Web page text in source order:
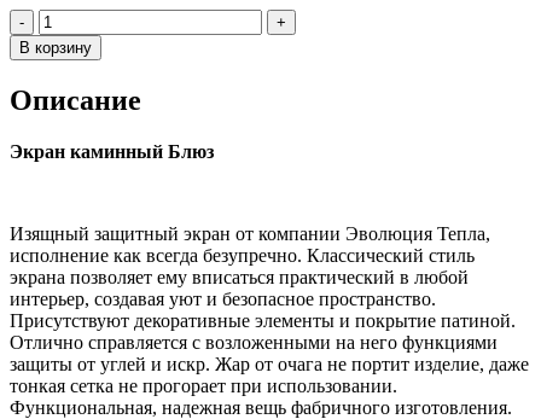
Количество
товара
Экран
Патина
В корзину
Описание
Экран каминный Блюз
Изящный защитный экран от компании Эволюция Тепла,
исполнение как всегда безупречно. Классический стиль
экрана позволяет ему вписаться практический в любой
интерьер, создавая уют и безопасное пространство.
Присутствуют декоративные элементы и покрытие патиной.
Отлично справляется с возложенными на него функциями
защиты от углей и искр. Жар от очага не портит изделие, даже
тонкая сетка не прогорает при использовании.
Функциональная, надежная вещь фабричного изготовления.